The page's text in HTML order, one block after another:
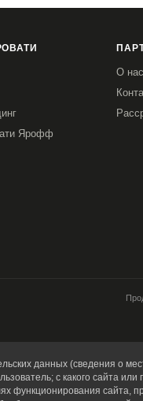
Ярофф
О нас
данных (сведения о
с какого сайта
функционирования сайта,